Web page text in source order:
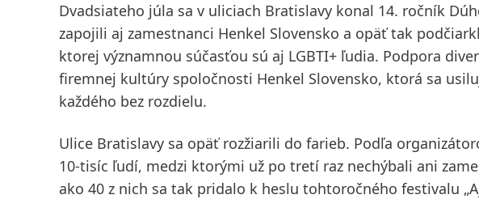
Dvadsiateho júla sa v uliciach Bratislavy konal 14. ročník
zapojili aj zamestnanci Henkel Slovensko a opäť tak
ktorej významnou súčasťou sú aj LGBTI+ ľudia. Podpora
firemnej kultúry spoločnosti Henkel Slovensko, ktorá sa
každého bez rozdielu.
Ulice Bratislavy sa opäť rozžiarili do farieb. Podľa
10-tisíc ľudí, medzi ktorými už po tretí raz nechýbali ani
ako 40 z nich sa tak pridalo k heslu tohtoročného festivalu